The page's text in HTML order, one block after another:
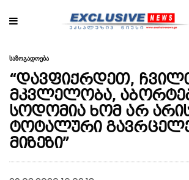
საზოგადოება
“დავფიქრდეთ,
მკვლელობა,
სოდომია ხომ არ
ტოტალური
მიზეზი”